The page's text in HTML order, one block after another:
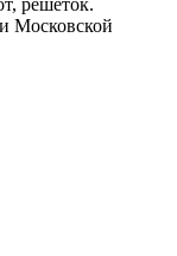
решеток.
Московской